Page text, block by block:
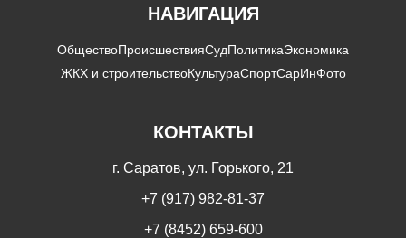
НАВИГАЦИЯ
ОбществоПроисшествияСудПолитикаЭкономика
ЖКХ и строительствоКультураСпортСарИнФото
КОНТАКТЫ
г. Саратов, ул. Горького, 21
+7 (917) 982-81-37
+7 (8452) 659-600